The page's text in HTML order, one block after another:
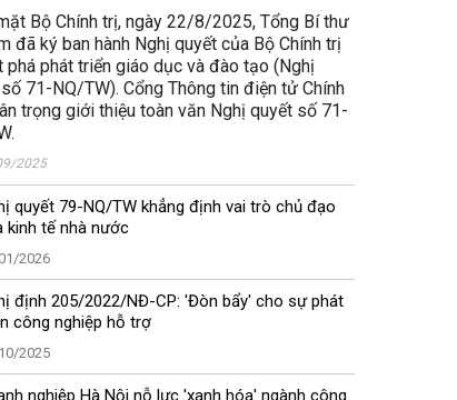
Bộ Chính trị, ngày 22/8/2025, Tổng Bí thư
đã ký ban hành Nghị quyết của Bộ Chính trị
phá phát triển giáo dục và đào tạo (Nghị
71-NQ/TW). Cổng Thông tin điện tử Chính
trọng giới thiệu toàn văn Nghị quyết số 71-
2025
quyết 79-NQ/TW khẳng định vai trò chủ đạo
kinh tế nhà nước
2026
định 205/2022/NĐ-CP: 'Đòn bẩy' cho sự phát
công nghiệp hỗ trợ
2025
nghiệp Hà Nội nỗ lực 'xanh hóa' ngành công